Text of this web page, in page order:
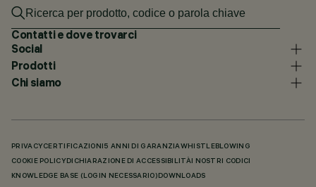
Contatti e dove trovarci
Social
Prodotti
Chi siamo
PRIVACY CERTIFICAZIONI 5 ANNI DI GARANZIAWHISTLEBLOWING
COOKIE POLICY DICHIARAZIONE DI ACCESSIBILITÀI NOSTRI CODICI
KNOWLEDGE BASE (LOGIN NECESSARIO) DOWNLOADS